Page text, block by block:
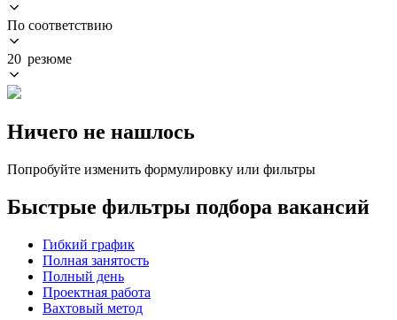
По соответствию
20 резюме
Ничего не нашлось
Попробуйте изменить формулировку или фильтры
Быстрые фильтры подбора вакансий
Гибкий график
Полная занятость
Полный день
Проектная работа
Вахтовый метод